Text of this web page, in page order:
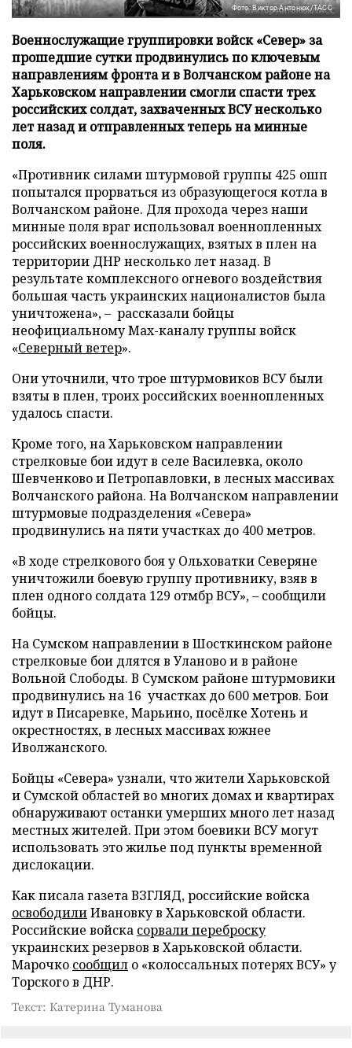
Фото: Виктор Антонюк/ТАСС
Военнослужащие группировки войск «Север» за
прошедшие сутки продвинулись по ключевым
направлениям фронта и в Волчанском районе на
Харьковском направлении смогли спасти трех
российских солдат, захваченных ВСУ несколько
лет назад и отправленных теперь на минные
поля.
«Противник силами штурмовой группы 425 ошп
попытался прорваться из образующегося котла в
Волчанском районе. Для прохода через наши
минные поля враг использовал военнопленных
российских военнослужащих, взятых в плен на
территории ДНР несколько лет назад. В
результате комплексного огневого воздействия
большая часть украинских националистов была
уничтожена», – рассказали бойцы
неофициальному Max-каналу группы войск
«Северный ветер».
Они уточнили, что трое штурмовиков ВСУ были
взяты в плен, троих российских военнопленных
удалось спасти.
Кроме того, на Харьковском направлении
стрелковые бои идут в селе Василевка, около
Шевченково и Петропавловки, в лесных массивах
Волчанского района. На Волчанском направлении
штурмовые подразделения «Севера»
продвинулись на пяти участках до 400 метров.
«В ходе стрелкового боя у Ольховатки Северяне
уничтожили боевую группу противнику, взяв в
плен одного солдата 129 отмбр ВСУ», – сообщили
бойцы.
На Сумском направлении в Шосткинском районе
стрелковые бои длятся в Уланово и в районе
Вольной Слободы. В Сумском районе штурмовики
продвинулись на 16 участках до 600 метров. Бои
идут в Писаревке, Марьино, посёлке Хотень и
окрестностях, в лесных массивах южнее
Иволжанского.
Бойцы «Севера» узнали, что жители Харьковской
и Сумской областей во многих домах и квартирах
обнаруживают останки умерших много лет назад
местных жителей. При этом боевики ВСУ могут
использовать это жилье под пункты временной
дислокации.
Как писала газета ВЗГЛЯД, российские войска
освободилиИвановку в Харьковской области.
Российские войска сорвали переброску
украинских резервов в Харьковской области.
Марочко сообщил о «колоссальных потерях ВСУ» у
Торского в ДНР.
Текст: Катерина Туманова